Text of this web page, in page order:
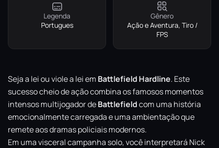
Legenda
Portugues
Gênero
Ação e Aventura, Tiro /
FPS
Seja a lei ou viole a lei em Battlefield Hardline. Este
sucesso cheio de ação combina os famosos momentos
intensos multijogador deBattlefieldcom uma história
emocionalmente carregada e uma ambientação que
remete aos dramas policiais modernos.
Em uma visceral campanha solo, você interpretará Nick